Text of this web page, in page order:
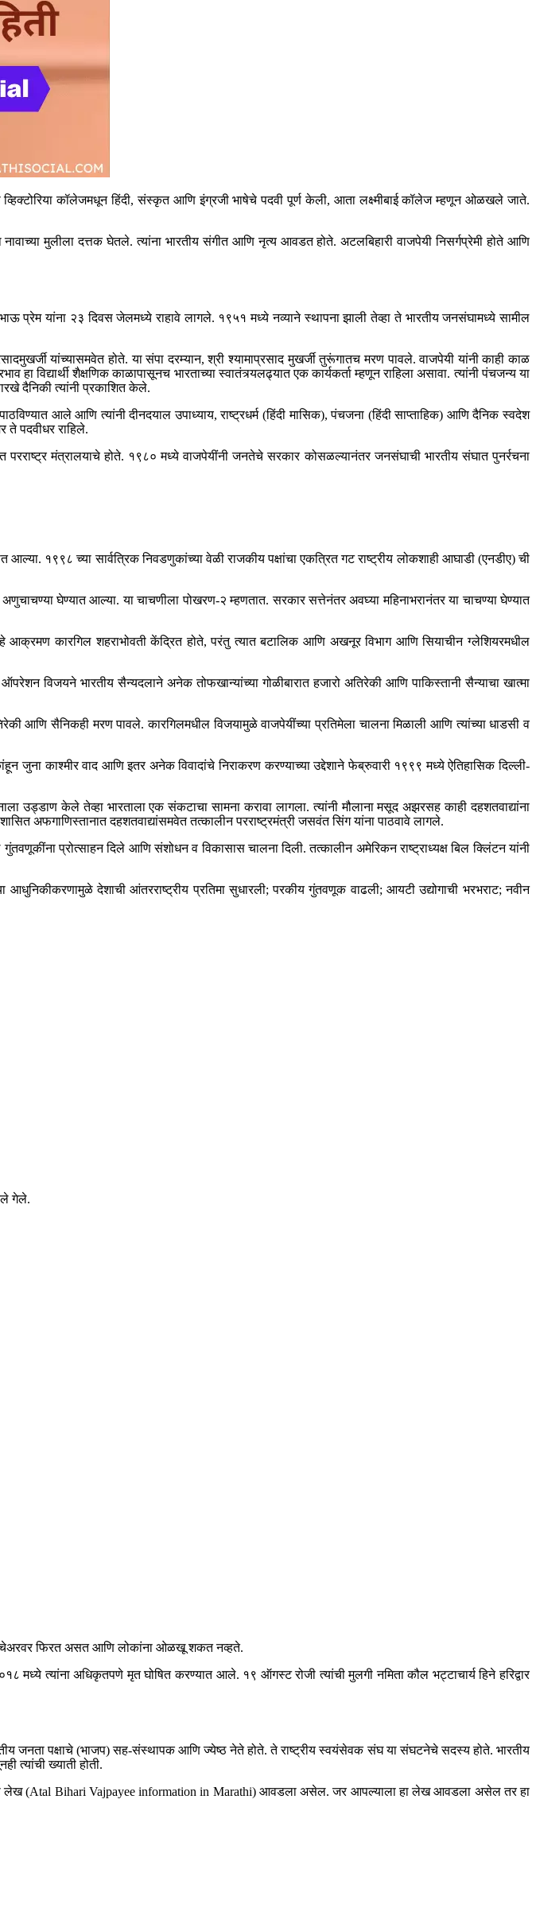
व्हिक्टोरिया कॉलेजमधून हिंदी, संस्कृत आणि इंग्रजी भाषेचे पदवी पूर्ण केली, आता लक्ष्मीबाई कॉलेज म्हणून ओळखले जाते.
मुलीला दत्तक घेतले. त्यांना भारतीय संगीत आणि नृत्य आवडत होते. अटलबिहारी वाजपेयी निसर्गप्रेमी होते आणि
प्रेम यांना २३ दिवस जेलमध्ये राहावे लागले. १९५१ मध्ये नव्याने स्थापना झाली तेव्हा ते भारतीय जनसंघामध्ये सामील
यांच्यासमवेत होते. या संपा दरम्यान, श्री श्यामाप्रसाद मुखर्जी तुरूंगातच मरण पावले. वाजपेयी यांनी काही काळ
विद्यार्थी शैक्षणिक काळापासूनच भारताच्या स्वातंत्र्यलढ्यात एक कार्यकर्ता म्हणून राहिला असावा. त्यांनी पंचजन्य या
दैनिकी त्यांनी प्रकाशित केले.
आले आणि त्यांनी दीनदयाल उपाध्याय, राष्ट्रधर्म (हिंदी मासिक), पंचजना (हिंदी साप्ताहिक) आणि दैनिक स्वदेश
ते पदवीधर राहिले.
मंत्रालयाचे होते. १९८० मध्ये वाजपेयींनी जनतेचे सरकार कोसळल्यानंतर जनसंघाची भारतीय संघात पुनर्रचना
१९९८ च्या सार्वत्रिक निवडणुकांच्या वेळी राजकीय पक्षांचा एकत्रित गट राष्ट्रीय लोकशाही आघाडी (एनडीए) ची
घेण्यात आल्या. या चाचणीला पोखरण-२ म्हणतात. सरकार सत्तेनंतर अवघ्या महिनाभरानंतर या चाचण्या घेण्यात
आक्रमण कारगिल शहराभोवती केंद्रित होते, परंतु त्यात बटालिक आणि अखनूर विभाग आणि सियाचीन ग्लेशियरमधील
विजयने भारतीय सैन्यदलाने अनेक तोफखान्यांच्या गोळीबारात हजारो अतिरेकी आणि पाकिस्तानी सैन्याचा खात्मा
आणि सैनिकही मरण पावले. कारगिलमधील विजयामुळे वाजपेयींच्या प्रतिमेला चालना मिळाली आणि त्यांच्या धाडसी व
जुना काश्मीर वाद आणि इतर अनेक विवादांचे निराकरण करण्याच्या उद्देशाने फेब्रुवारी १९९९ मध्ये ऐतिहासिक दिल्ली-
उड्डाण केले तेव्हा भारताला एक संकटाचा सामना करावा लागला. त्यांनी मौलाना मसूद अझरसह काही दहशतवाद्यांना
अफगाणिस्तानात दहशतवाद्यांसमवेत तत्कालीन परराष्ट्रमंत्री जसवंत सिंग यांना पाठवावे लागले.
प्रोत्साहन दिले आणि संशोधन व विकासास चालना दिली. तत्कालीन अमेरिकन राष्ट्राध्यक्ष बिल क्लिंटन यांनी
आधुनिकीकरणामुळे देशाची आंतरराष्ट्रीय प्रतिमा सुधारली; परकीय गुंतवणूक वाढली; आयटी उद्योगाची भरभराट; नवीन
गेले.
फिरत असत आणि लोकांना ओळखू शकत नव्हते.
त्यांना अधिकृतपणे मृत घोषित करण्यात आले. १९ ऑगस्ट रोजी त्यांची मुलगी नमिता कौल भट्टाचार्य हिने हरिद्वार
जनता पक्षाचे (भाजप) सह-संस्थापक आणि ज्येष्ठ नेते होते. ते राष्ट्रीय स्वयंसेवक संघ या संघटनेचे सदस्य होते. भारतीय
त्यांची ख्याती होती.
लेख (Atal Bihari Vajpayee information in Marathi) आवडला असेल. जर आपल्याला हा लेख आवडला असेल तर हा